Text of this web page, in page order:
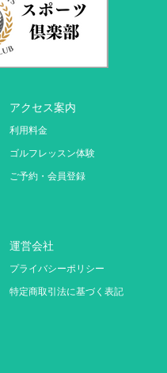
アクセス案内
利用料金
ゴルフレッスン体験
ご予約・会員登録
運営会社
プライバシーポリシー
特定商取引法に基づく表記